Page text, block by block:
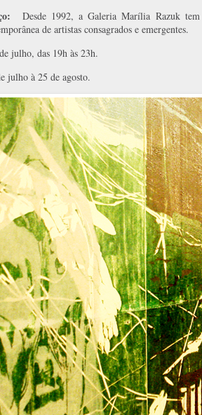
Desde 1992, a Galeria Marília Razuk
de artistas consagrados e emergentes.
julho, das 19h às 23h.
julho à 25 de agosto.